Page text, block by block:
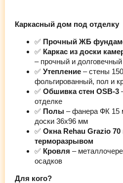
Каркасный дом под отделку
✅ Прочный ЖБ
✅ Каркас из доски
– прочный и долговечный
✅ Утепление – стены
фольгированный, пол и
✅ Обшивка стен OSB-3
отделке
✅ Полы – фанера ФК 15
доски 36х96 мм
✅ Окна Rehau Grazio
терморазрывом
✅ Кровля –
осадков
Для кого?